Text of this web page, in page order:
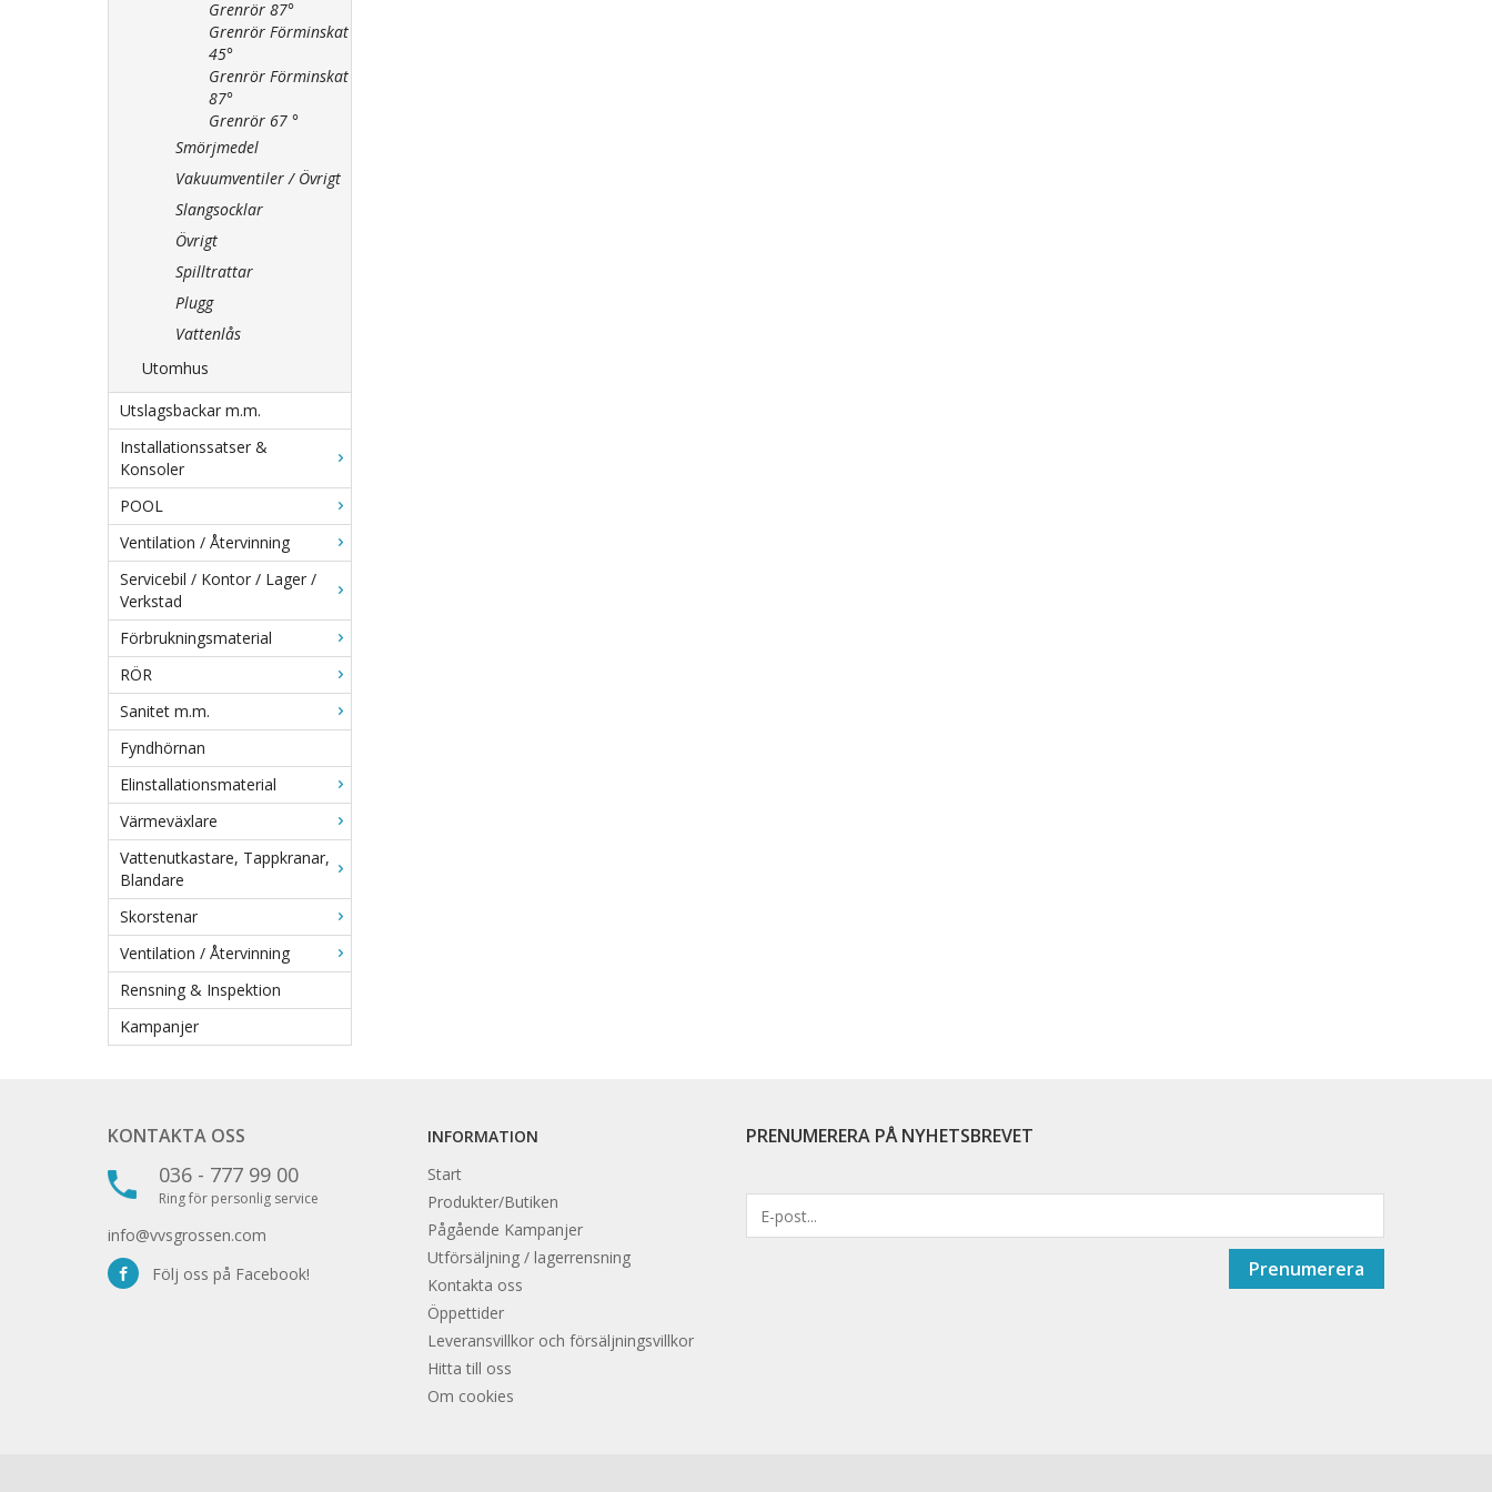
Grenrör 87°
Grenrör Förminskat
45°
Grenrör Förminskat
87°
Grenrör 67 °
Smörjmedel
Vakuumventiler / Övrigt
Slangsocklar
Övrigt
Spilltrattar
Plugg
Vattenlås
Utomhus
Utslagsbackar m.m.
Installationssatser &
Konsoler
POOL
Ventilation / Återvinning
Servicebil / Kontor / Lager /
Verkstad
Förbrukningsmaterial
RÖR
Sanitet m.m.
Fyndhörnan
Elinstallationsmaterial
Värmeväxlare
Vattenutkastare, Tappkranar,
Blandare
Skorstenar
Ventilation / Återvinning
Rensning & Inspektion
Kampanjer
KONTAKTA OSS
036 - 777 99 00
Ring för personlig service
info@vvsgrossen.com
Följ oss på Facebook!
INFORMATION
Start
Produkter/Butiken
Pågående Kampanjer
Utförsäljning / lagerrensning
Kontakta oss
Öppettider
Leveransvillkor och försäljningsvillkor
Hitta till oss
Om cookies
PRENUMERERA PÅ NYHETSBREVET
Prenumerera